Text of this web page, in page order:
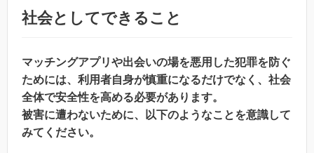
社会としてできること
マッチングアプリや出会いの場を悪用した犯罪を防ぐ
ためには、利用者自身が慎重になるだけでなく、社会
全体で安全性を高める必要があります。
被害に遭わないために、以下のようなことを意識して
みてください。